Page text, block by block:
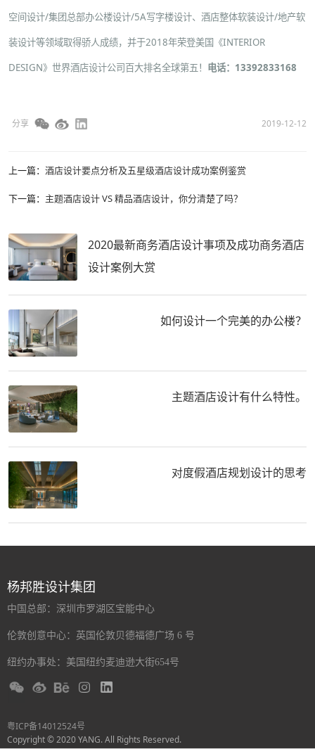
空间设计/集团总部办公楼设计/5A写字楼设计、 酒店整体软装设计/地产软
装设计等领域取得骄人成绩，并于2018年荣登美国《INTERIOR
DESIGN》世界酒店设计公司百大排名全球第五！ 电话：13392833168
分享 2019-12-12
上一篇： 酒店设计要点分析及五星级酒店设计成功案例鉴赏
下一篇： 主题酒店设计 VS 精品酒店设计，你分清楚了吗？
2020最新商务酒店设计事项及成功商务酒店
设计案例大赏
如何设计一个完美的办公楼？
主题酒店设计有什么特性。
对度假酒店规划设计的思考
杨邦胜设计集团
中国总部：深圳市罗湖区宝能中心
伦敦创意中心：英国伦敦贝德福德广场 6 号
纽约办事处：美国纽约麦迪逊大街654号
粤ICP备14012524号
Copyright © 2020 YANG. All Rights Reserved.